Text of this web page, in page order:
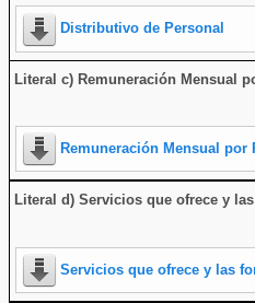
Distributivo de Personal
Literal c) Remuneración Mensual
Remuneración Mensual por
Literal d) Servicios que ofrece y
Servicios que ofrece y las